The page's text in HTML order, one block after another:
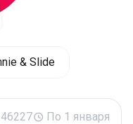
& Slide
46227 По 1 января